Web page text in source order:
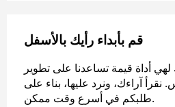
قم بأبداء رأيك بالأسفل
لهي أداة قيمة تساعدنا على تطوير
آراءك، ونرد عليها، بناء على
طلبكم في أسرع وقت ممكن.